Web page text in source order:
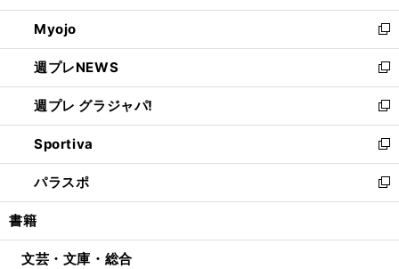
開
く
ウ
で
開
く
ン
ド
ウ
で
開
く
ウ
ィ
ン
ド
ウ
で
開
く
Myojo
新
し
い
ウ
ィ
ン
ド
ウ
で
開
週プレNEWS
新
し
い
ウ
ィ
ン
ド
ウ
開
週プレ グラジャパ!
新
し
い
ウ
ィ
ン
ウ
Sportiva
新
し
い
ウ
ン
パラスポ
新
し
ウ
書籍
文芸・文庫・総合